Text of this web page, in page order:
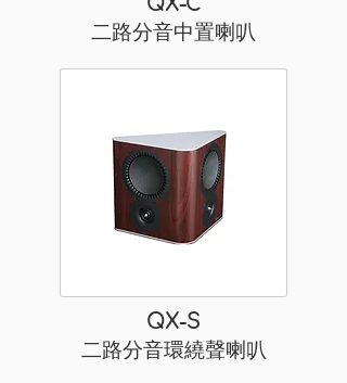
二路分音中置喇叭
QX-S
二路分音環繞聲喇叭